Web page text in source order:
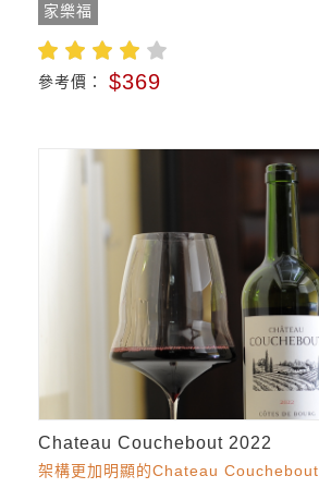
家樂福
參考價： $369
Chateau Couchebout 2022
架構更加明顯的Chateau Couchebout